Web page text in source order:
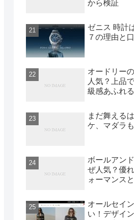
から検証
ゼニス 時計
７の理由と
オードリー
人気？上品
級感あふれ
まだ舞える
ケ、マダラ
ボールアン
ぜ人気？優
ォーマンス
オールセイ
い！デザイ